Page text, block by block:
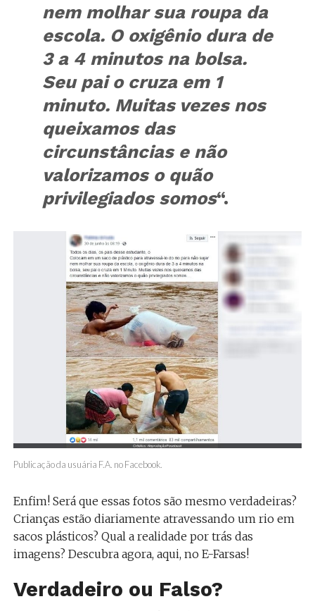
nem molhar sua roupa da
escola. O oxigênio dura de
3 a 4 minutos na bolsa.
Seu pai o cruza em 1
minuto. Muitas vezes nos
queixamos das
circunstâncias e não
valorizamos o quão
privilegiados somos“.
Publicação da usuária F.A. no Facebook.
Enfim! Será que essas fotos são mesmo verdadeiras?
Crianças estão diariamente atravessando um rio em
sacos plásticos? Qual a realidade por trás das
imagens? Descubra agora, aqui, no E-Farsas!
Verdadeiro ou Falso?